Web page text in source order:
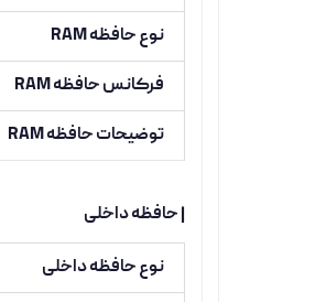
نوع حافظه RAM
فرکانس حافظه RAM
توضیحات حافظه RAM
| حافظه داخلی
نوع حافظه داخلی